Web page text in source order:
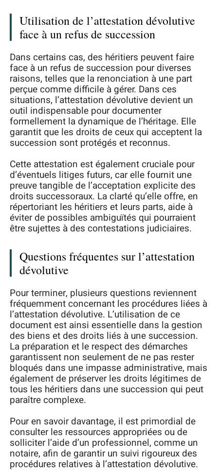
Utilisation de l’attestation dévolutive
face à un refus de succession
Dans certains cas, des héritiers peuvent faire
face à un refus de succession pour diverses
raisons, telles que la renonciation à une part
perçue comme difficile à gérer. Dans ces
situations, l’attestation dévolutive devient un
outil indispensable pour documenter
formellement la dynamique de l’héritage. Elle
garantit que les droits de ceux qui acceptent la
succession sont protégés et reconnus.
Cette attestation est également cruciale pour
d’éventuels litiges futurs, car elle fournit une
preuve tangible de l’acceptation explicite des
droits successoraux. La clarté qu’elle offre, en
répertoriant les héritiers et leurs parts, aide à
éviter de possibles ambiguïtés qui pourraient
être sujettes à des contestations judiciaires.
Questions fréquentes sur l’attestation
dévolutive
Pour terminer, plusieurs questions reviennent
fréquemment concernant les procédures liées à
l’attestation dévolutive. L’utilisation de ce
document est ainsi essentielle dans la gestion
des biens et des droits liés à une succession.
La préparation et le respect des démarches
garantissent non seulement de ne pas rester
bloqués dans une impasse administrative, mais
également de préserver les droits légitimes de
tous les héritiers dans une succession qui peut
paraître complexe.
Pour en savoir davantage, il est primordial de
consulter les ressources appropriées ou de
solliciter l’aide d’un professionnel, comme un
notaire, afin de garantir un suivi rigoureux des
procédures relatives à l’attestation dévolutive.